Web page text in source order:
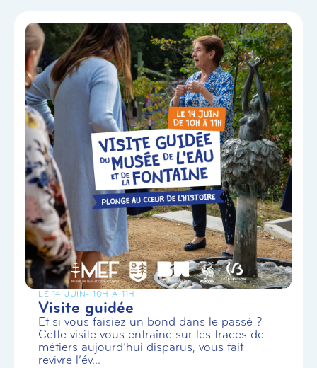
LE 14 JUIN- 10H À 11H
Visite guidée
Et si vous faisiez un bond dans le passé ?
Cette visite vous entraîne sur les traces de
métiers aujourd’hui disparus, vous fait
revivre l’év...